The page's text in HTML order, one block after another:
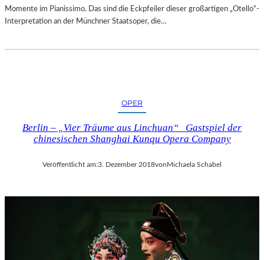
Momente im Pianissimo. Das sind die Eckpfeiler dieser großartigen „Otello“-
Interpretation an der Münchner Staatsoper, die…
OPER
Berlin – „Vier Träume aus Linchuan“ Gastspiel der
chinesischen Shanghai Kunqu Opera Company
Veröffentlicht am:3. Dezember 2018vonMichaela Schabel